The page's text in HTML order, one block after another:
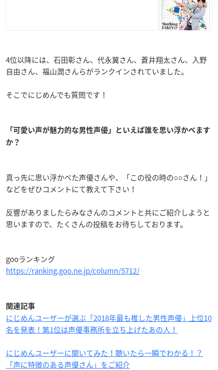
4位以降には、石田彰さん、代永翼さん、蒼井翔太さん、入野
自由さん、福山潤さんらがランクインされていました。
そこでにじめんでも質問です！
「可愛い声が魅力的な男性声優」といえば誰を思い浮かべます
か？
真っ先に思い浮かべた声優さんや、「この役の時の○○さん！」
などをぜひコメントにて教えて下さい！
反響がありましたらみなさんのコメントと共にご紹介しようと
思いますので、たくさんの投稿をお待ちしております。
gooランキング
https://ranking.goo.ne.jp/column/5712/
関連記事
にじめんユーザーが選ぶ「2018年最も推した男性声優」上位10
名を発表！第1位は声優事務所を立ち上げたあの人！
にじめんユーザーに聞いてみた！聴いたら一瞬でわかる！？
「声に特徴のある声優さん」をご紹介